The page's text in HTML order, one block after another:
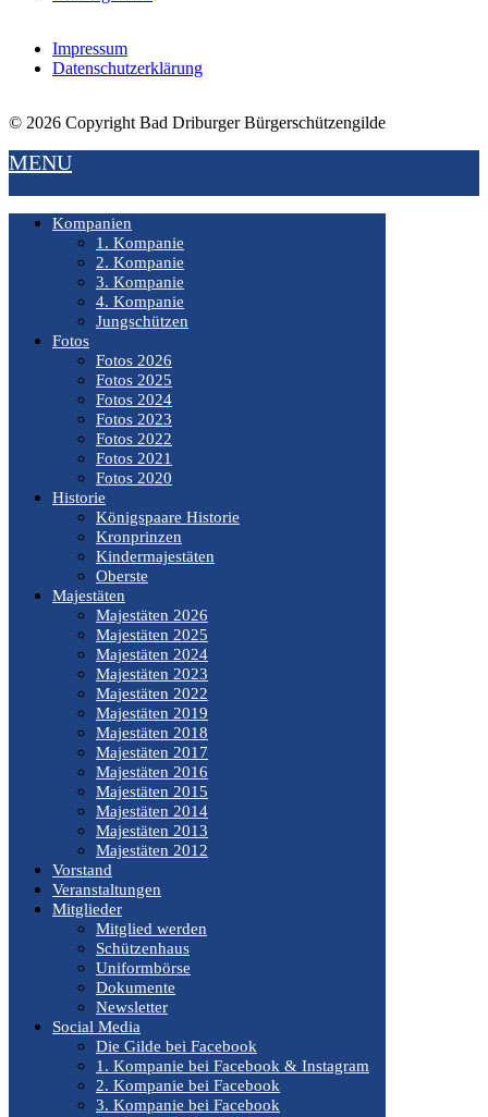
Impressum
Datenschutzerklärung
© 2026 Copyright Bad Driburger Bürgerschützengilde
MENU
Kompanien
1. Kompanie
2. Kompanie
3. Kompanie
4. Kompanie
Jungschützen
Fotos
Fotos 2026
Fotos 2025
Fotos 2024
Fotos 2023
Fotos 2022
Fotos 2021
Fotos 2020
Historie
Königspaare Historie
Kronprinzen
Kindermajestäten
Oberste
Majestäten
Majestäten 2026
Majestäten 2025
Majestäten 2024
Majestäten 2023
Majestäten 2022
Majestäten 2019
Majestäten 2018
Majestäten 2017
Majestäten 2016
Majestäten 2015
Majestäten 2014
Majestäten 2013
Majestäten 2012
Vorstand
Veranstaltungen
Mitglieder
Mitglied werden
Schützenhaus
Uniformbörse
Dokumente
Newsletter
Social Media
Die Gilde bei Facebook
1. Kompanie bei Facebook & Instagram
2. Kompanie bei Facebook
3. Kompanie bei Facebook